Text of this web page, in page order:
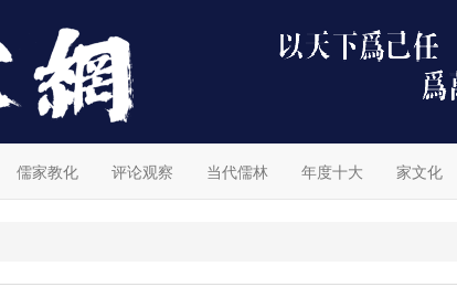
儒家教化 评论观察 当代儒林 年度十大 家文化